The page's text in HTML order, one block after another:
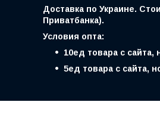
Доставка по Украине.
Приватбанка).
Условия опта:
10ед товара с
5ед товара с сайта,